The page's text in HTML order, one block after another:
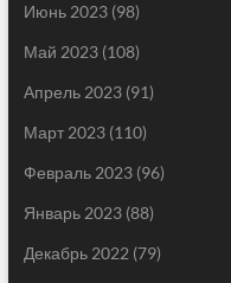
Июнь 2023(98)
Май 2023(108)
Апрель 2023(91)
Март 2023(110)
Февраль 2023(96)
Январь 2023(88)
Декабрь 2022 (79)